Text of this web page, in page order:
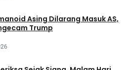
Asing Dilarang Masuk AS,
Trump